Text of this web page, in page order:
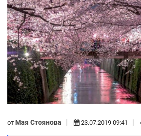
от Мая Стоянова 23.07.2019 09:41